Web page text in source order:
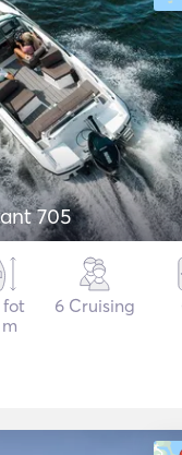
705
fot
6 Cruising